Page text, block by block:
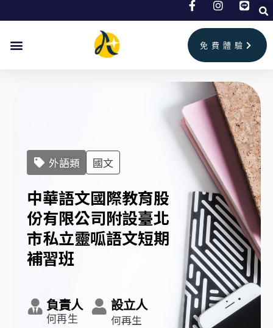
免費體驗
外語類 國文
中華語文國際教育股
份有限公司附設臺北
市私立靈呱語文短期
補習班
負責人
何再生
設立人
何再生